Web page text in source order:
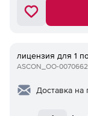
лицензия для 1
ASCON_ОО-0070662
Доставка на